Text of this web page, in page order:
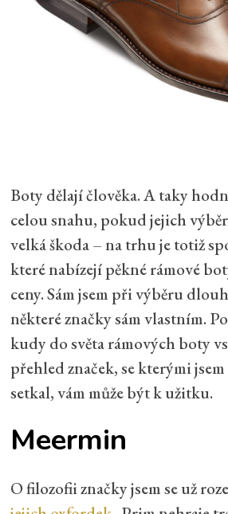
Boty dělají člověka. A taky
celou snahu, pokud jejich
velká škoda – na trhu je totiž
které nabízejí pěkné rámové
ceny. Sám jsem při výběru
některé značky sám vlastním.
kudy do světa rámových boty
přehled značek, se kterými jsem
setkal, vám může být k užitku.
Meermin
O filozofii značky jsem se už